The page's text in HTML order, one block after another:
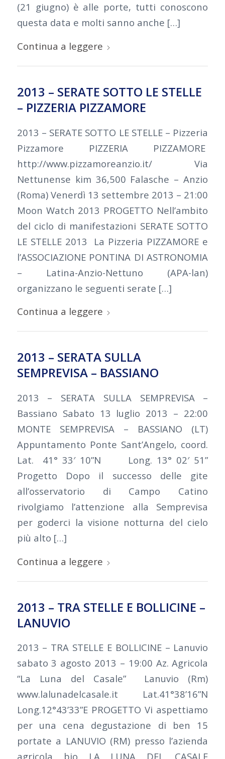
(21 giugno) è alle porte, tutti conoscono
questa data e molti sanno anche […]
Continua a leggere
2013 – SERATE SOTTO LE STELLE
– PIZZERIA PIZZAMORE
2013 – SERATE SOTTO LE STELLE – Pizzeria
Pizzamore PIZZERIA PIZZAMORE
http://www.pizzamoreanzio.it/ Via
Nettunense kim 36,500 Falasche – Anzio
(Roma) Venerdì 13 settembre 2013 – 21:00
Moon Watch 2013 PROGETTO Nell’ambito
del ciclo di manifestazioni SERATE SOTTO
LE STELLE 2013 La Pizzeria PIZZAMORE e
l’ASSOCIAZIONE PONTINA DI ASTRONOMIA
– Latina-Anzio-Nettuno (APA-lan)
organizzano le seguenti serate […]
Continua a leggere
2013 – SERATA SULLA
SEMPREVISA – BASSIANO
2013 – SERATA SULLA SEMPREVISA –
Bassiano Sabato 13 luglio 2013 – 22:00
MONTE SEMPREVISA – BASSIANO (LT)
Appuntamento Ponte Sant’Angelo, coord.
Lat. 41° 33′ 10”N Long. 13° 02′ 51”
Progetto Dopo il successo delle gite
all’osservatorio di Campo Catino
rivolgiamo l’attenzione alla Semprevisa
per goderci la visione notturna del cielo
più alto […]
Continua a leggere
2013 – TRA STELLE E BOLLICINE –
LANUVIO
2013 – TRA STELLE E BOLLICINE – Lanuvio
sabato 3 agosto 2013 – 19:00 Az. Agricola
“La Luna del Casale” Lanuvio (Rm)
www.lalunadelcasale.it Lat.41°38’16”N
Long.12°43’33”E PROGETTO Vi aspettiamo
per una cena degustazione di ben 15
portate a LANUVIO (RM) presso l’azienda
agricola bio LA LUNA DEL CASALE